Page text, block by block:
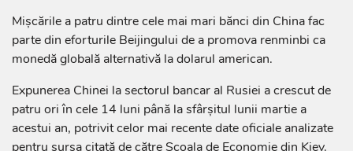
Mișcările a patru dintre cele mai mari bănci din China fac
parte din eforturile Beijingului de a promova renminbi ca
monedă globală alternativă la dolarul american.
Expunerea Chinei la sectorul bancar al Rusiei a crescut de
patru ori în cele 14 luni până la sfârșitul lunii martie a
acestui an, potrivit celor mai recente date oficiale analizate
pentru sursa citată de către Școala de Economie din Kiev.